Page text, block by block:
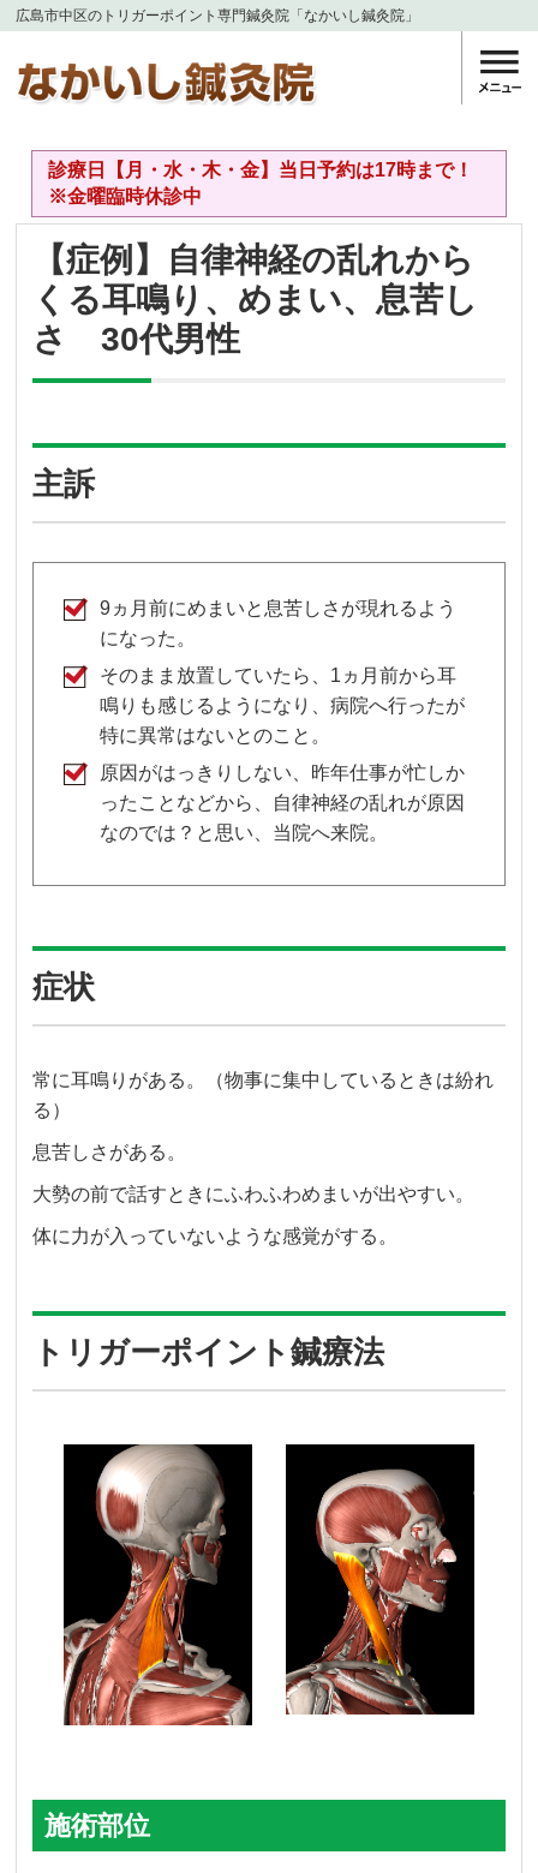
広島市中区のトリガーポイント専門鍼灸院「なかいし鍼灸院」
診療日【月・水・木・金】当日予約は17時まで！
※金曜臨時休診中
【症例】自律神経の乱れから
くる耳鳴り、めまい、息苦し
さ 30代男性
主訴
9ヵ月前にめまいと息苦しさが現れるよう
になった。
そのまま放置していたら、1ヵ月前から耳
鳴りも感じるようになり、病院へ行ったが
特に異常はないとのこと。
原因がはっきりしない、昨年仕事が忙しか
ったことなどから、自律神経の乱れが原因
なのでは？と思い、当院へ来院。
症状
常に耳鳴りがある。（物事に集中しているときは紛れ
る）
息苦しさがある。
大勢の前で話すときにふわふわめまいが出やすい。
体に力が入っていないような感覚がする。
トリガーポイント鍼療法
施術部位